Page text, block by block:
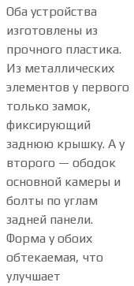
Оба устройства
изготовлены из
прочного пластика.
Из металлических
элементов у первого
только замок,
фиксирующий
заднюю крышку. А у
второго — ободок
основной камеры и
болты по углам
задней панели.
Форма у обоих
обтекаемая, что
улучшает